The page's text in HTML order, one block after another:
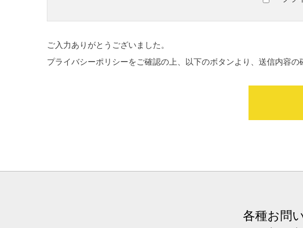
ご入力ありがとうございました。
プライバシーポリシーをご確認の上、以下のボタンより、送信内容の
各種お問